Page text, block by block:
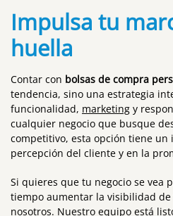
Impulsa tu
huella
Contar con bolsas de compra
tendencia, sino una estrategia
funcionalidad, marketing y
cualquier negocio que busque
competitivo, esta opción tiene un
percepción del cliente y en la
Si quieres que tu negocio se vea
tiempo aumentar la visibilidad de
nosotros. Nuestro equipo está